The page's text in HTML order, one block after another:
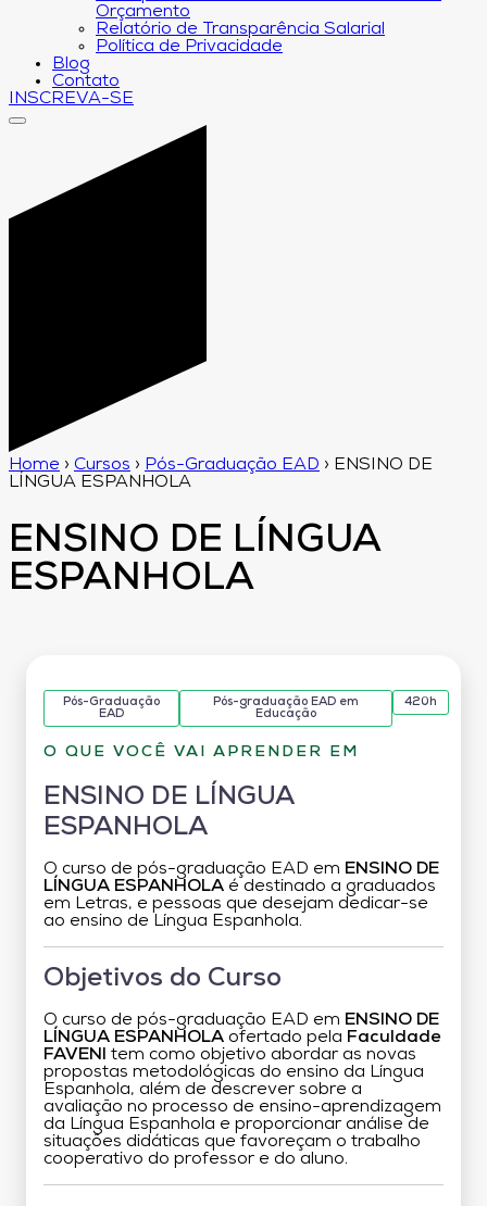
Orçamento
Relatório de Transparência Salarial
Política de Privacidade
Blog
Contato
INSCREVA-SE
Home › Cursos › Pós-Graduação EAD › ENSINO DE
LÍNGUA ESPANHOLA
ENSINO DE LÍNGUA
ESPANHOLA
Pós-Graduação
EAD
Pós-graduação EAD em
Educação
420h
O QUE VOCÊ VAI APRENDER EM
ENSINO DE LÍNGUA
ESPANHOLA
O curso de pós-graduação EAD em ENSINO DE
LÍNGUA ESPANHOLA é destinado a graduados
em Letras, e pessoas que desejam dedicar-se
ao ensino de Língua Espanhola.
Objetivos do Curso
O curso de pós-graduação EAD em ENSINO DE
LÍNGUA ESPANHOLA ofertado pela Faculdade
FAVENI
tem como objetivo abordar as novas
propostas metodológicas do ensino da Língua
Espanhola, além de descrever sobre a
avaliação no processo de ensino-aprendizagem
da Língua Espanhola e proporcionar análise de
situações didáticas que favoreçam o trabalho
cooperativo do professor e do aluno.